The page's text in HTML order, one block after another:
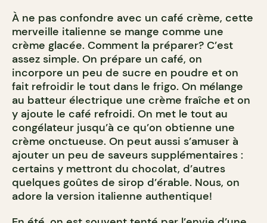
À ne pas confondre avec un café crème, cette
merveille italienne se mange comme une
crème glacée. Comment la préparer? C’est
assez simple. On prépare un café, on
incorpore un peu de sucre en poudre et on
fait refroidir le tout dans le frigo. On mélange
au batteur électrique une crème fraîche et on
y ajoute le café refroidi. On met le tout au
congélateur jusqu’à ce qu’on obtienne une
crème onctueuse. On peut aussi s’amuser à
ajouter un peu de saveurs supplémentaires :
certains y mettront du chocolat, d’autres
quelques goûtes de sirop d’érable. Nous, on
adore la version italienne authentique!